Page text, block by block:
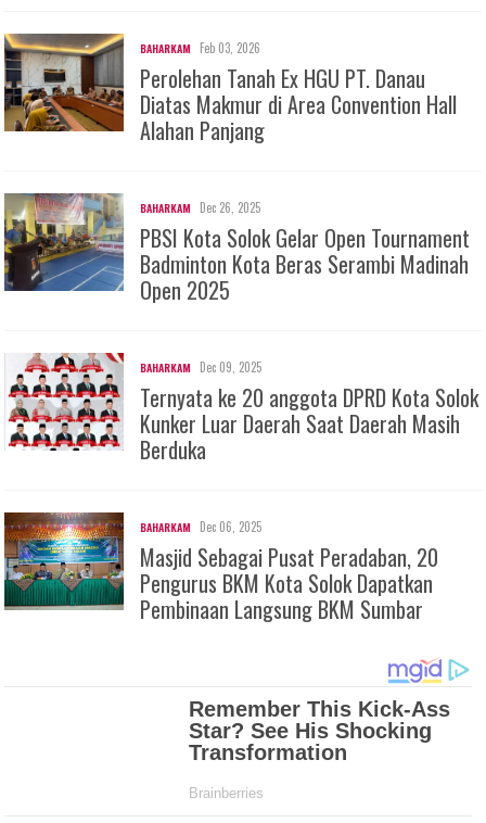
BAHARKAM Feb 03, 2026
Perolehan Tanah Ex HGU PT. Danau
Diatas Makmur di Area Convention Hall
Alahan Panjang
BAHARKAM Dec 26, 2025
PBSI Kota Solok Gelar Open Tournament
Badminton Kota Beras Serambi Madinah
Open 2025
BAHARKAM Dec 09, 2025
Ternyata ke 20 anggota DPRD Kota Solok
Kunker Luar Daerah Saat Daerah Masih
Berduka
BAHARKAM Dec 06, 2025
Masjid Sebagai Pusat Peradaban, 20
Pengurus BKM Kota Solok Dapatkan
Pembinaan Langsung BKM Sumbar